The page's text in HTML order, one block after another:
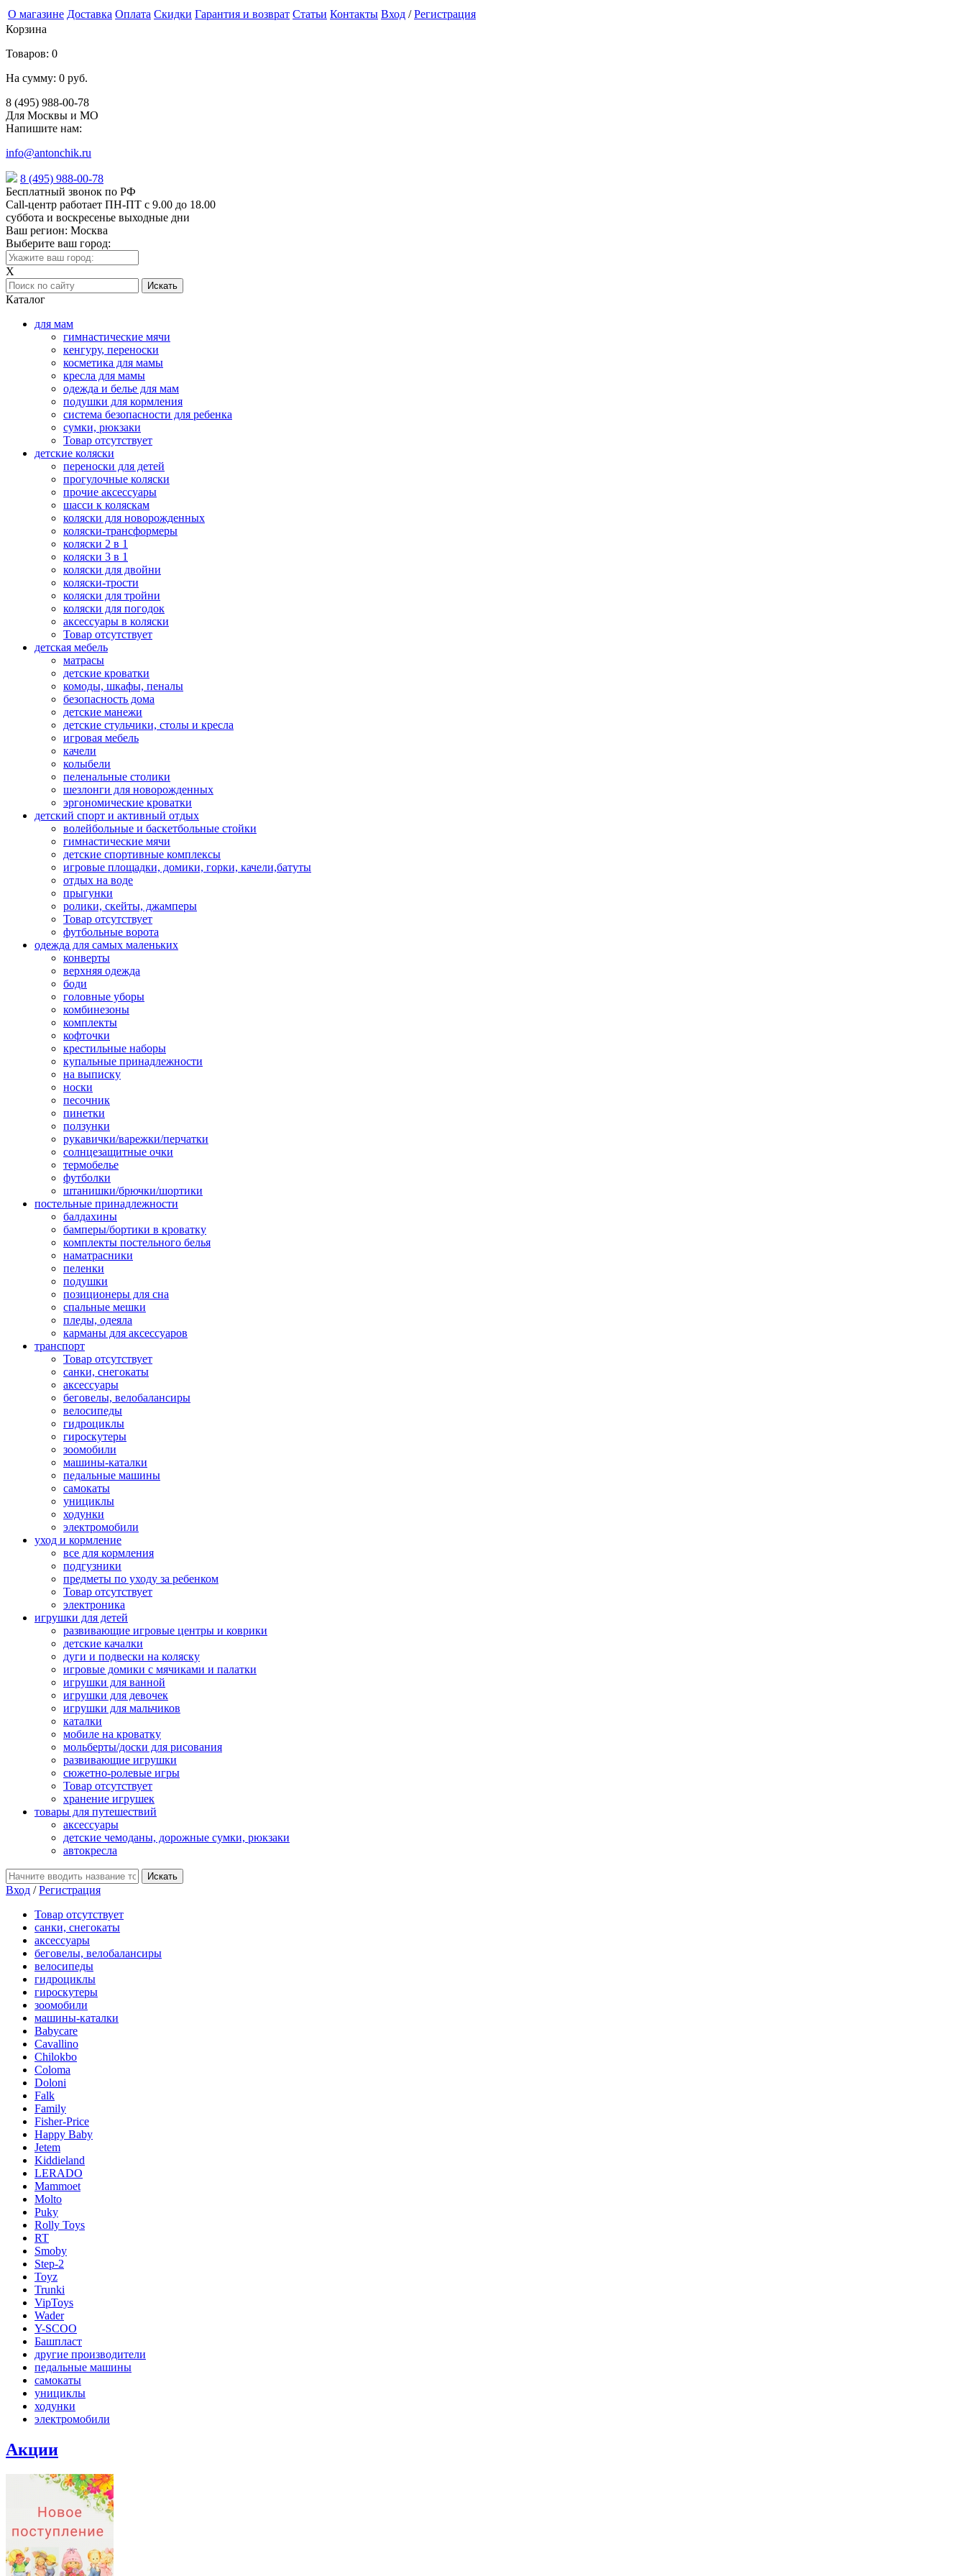
О магазине Доставка Оплата Скидки Гарантия и возврат Статьи Контакты Вход /Регистрация
Корзина
Товаров: 0
На сумму: 0 руб.
8 (495) 988-00-78
Для Москвы и МО
Напишите нам:
info@antonchik.ru
8 (495) 988-00-78
Бесплатный звонок по РФ
Call-центр работает ПН-ПТ с 9.00 до 18.00
суббота и воскресенье выходные дни
Ваш регион: Москва
Выберите ваш город:
X
Каталог
для мам
гимнастические мячи
кенгуру, переноски
косметика для мамы
кресла для мамы
одежда и белье для мам
подушки для кормления
система безопасности для ребенка
сумки, рюкзаки
Товар отсутствует
детские коляски
переноски для детей
прогулочные коляски
прочие аксессуары
шасси к коляскам
коляски для новорожденных
коляски-трансформеры
коляски 2 в 1
коляски 3 в 1
коляски для двойни
коляски-трости
коляски для тройни
коляски для погодок
аксессуары в коляски
Товар отсутствует
детская мебель
матрасы
детские кроватки
комоды, шкафы, пеналы
безопасность дома
детские манежи
детские стульчики, столы и кресла
игровая мебель
качели
колыбели
пеленальные столики
шезлонги для новорожденных
эргономические кроватки
детский спорт и активный отдых
волейбольные и баскетбольные стойки
гимнастические мячи
детские спортивные комплексы
игровые площадки, домики, горки, качели,батуты
отдых на воде
прыгунки
ролики, скейты, джамперы
Товар отсутствует
футбольные ворота
одежда для самых маленьких
конверты
верхняя одежда
боди
головные уборы
комбинезоны
комплекты
кофточки
крестильные наборы
купальные принадлежности
на выписку
носки
песочник
пинетки
ползунки
рукавички/варежки/перчатки
солнцезащитные очки
термобелье
футболки
штанишки/брючки/шортики
постельные принадлежности
балдахины
бамперы/бортики в кроватку
комплекты постельного белья
наматрасники
пеленки
подушки
позиционеры для сна
спальные мешки
пледы, одеяла
карманы для аксеcсуаров
транспорт
Товар отсутствует
санки, снегокаты
аксессуары
беговелы, велобалансиры
велосипеды
гидроциклы
гироскутеры
зоомобили
машины-каталки
педальные машины
самокаты
унициклы
ходунки
электромобили
уход и кормление
все для кормления
подгузники
предметы по уходу за ребенком
Товар отсутствует
электроника
игрушки для детей
развивающие игровые центры и коврики
детские качалки
дуги и подвески на коляску
игровые домики с мячиками и палатки
игрушки для ванной
игрушки для девочек
игрушки для мальчиков
каталки
мобиле на кроватку
мольберты/доски для рисования
развивающие игрушки
сюжетно-ролевые игры
Товар отсутствует
хранение игрушек
товары для путешествий
аксессуары
детские чемоданы, дорожные сумки, рюкзаки
автокресла
Вход /Регистрация
Товар отсутствует
санки, снегокаты
аксессуары
беговелы, велобалансиры
велосипеды
гидроциклы
гироскутеры
зоомобили
машины-каталки
Babycare
Cavallino
Chilokbo
Coloma
Doloni
Falk
Family
Fisher-Price
Happy Baby
Jetem
Kiddieland
LERADO
Mammoet
Molto
Puky
Rolly Toys
RT
Smoby
Step-2
Toyz
Trunki
VipToys
Wader
Y-SCOO
Башпласт
другие производители
педальные машины
самокаты
унициклы
ходунки
электромобили
Акции